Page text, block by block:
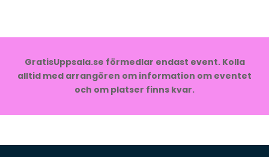
GratisUppsala.se förmedlar endast event. Kolla
alltid med arrangören om information om eventet
och om platser finns kvar.